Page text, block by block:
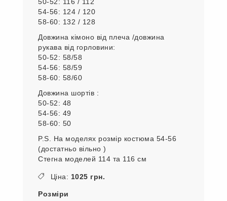
54-56: 124 / 120
58-60: 132 / 128
Довжина кімоно від плеча /довжина
рукава від горловини:
50-52: 58/58
54-56: 58/59
58-60: 58/60
Довжина шортів :
50-52: 48
54-56: 49
58-60: 50
P.S. На моделях розмір костюма 54-56
(достатньо вільно )
Стегна моделей 114 та 116 см
Ціна: 1025 грн.
Розміри